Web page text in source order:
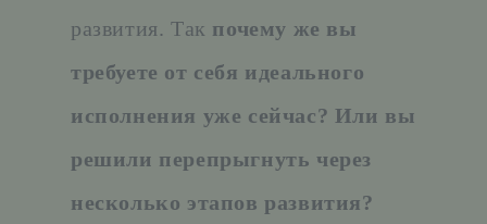
развития. Так почему же вы
требуете от себя идеального
исполнения уже сейчас? Или вы
решили перепрыгнуть через
несколько этапов развития?